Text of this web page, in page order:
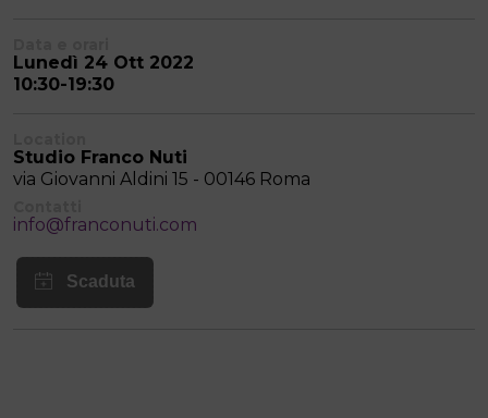
Lunedì 24 Ott 2022
10:30-19:30
Studio Franco Nuti
via Giovanni Aldini 15 - 00146 Roma
info@franconuti.com